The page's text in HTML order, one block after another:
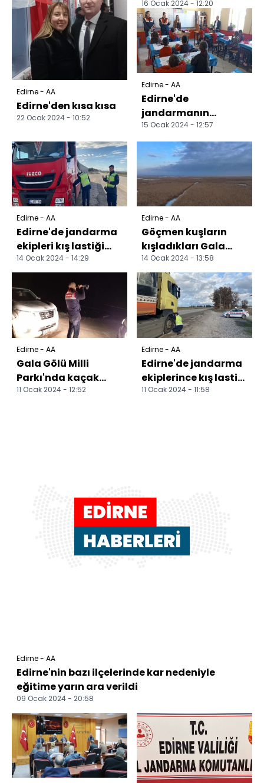
Edirne - AA
Edirne'den kısa kısa
22 Ocak 2024 - 10:52
ele geçirildi
16 Ocak 2024 - 12:20
Edirne - AA
Edirne'de
jandarmanın
bilgilendirme
faaliyetleri sürüyor
15 Ocak 2024 - 12:57
Edirne - AA
Edirne'de jandarma
ekipleri kış lastiği
denetimi yaptı
14 Ocak 2024 - 14:29
Edirne - AA
Göçmen kuşların
kışladıkları Gala
Gölü'nde yasa dışı
avcılığa yönelik
denet...
14 Ocak 2024 - 13:58
Edirne - AA
Gala Gölü Milli
Parkı'nda kaçak
avcılık yapan 2 kişi
11 Ocak 2024 - 12:52
Edirne - AA
Edirne'de jandarma
ekiplerince kış lastiği
denetimi yapıldı
11 Ocak 2024 - 11:58
Edirne - AA
Edirne'nin bazı ilçelerinde kar nedeniyle
eğitime yarın ara verildi
09 Ocak 2024 - 20:58